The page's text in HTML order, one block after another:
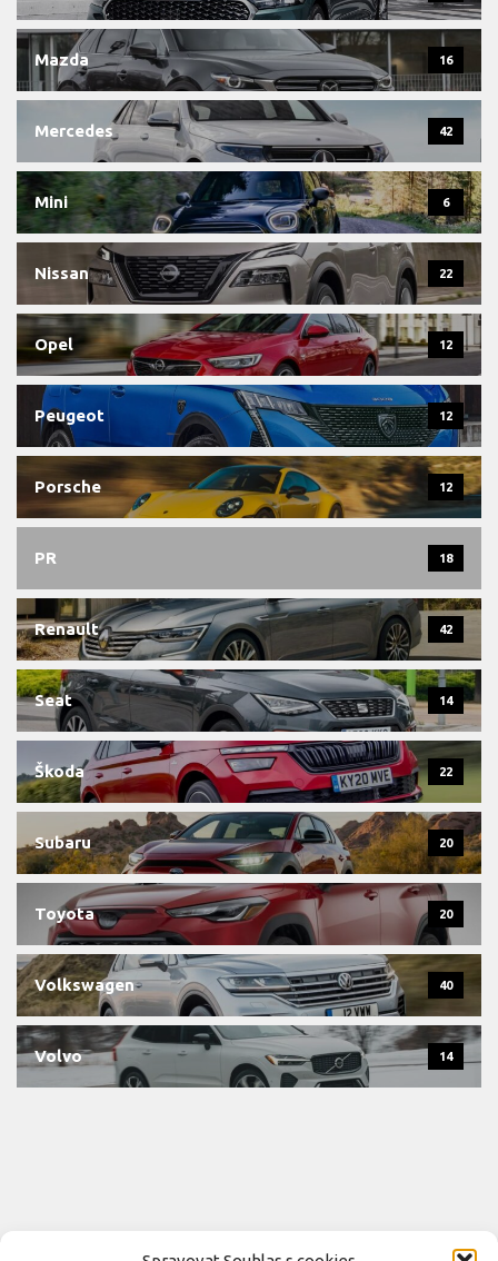
Mazda 16
Mercedes 42
Mini 6
Nissan 22
Opel 12
Peugeot 12
Porsche 12
PR 18
Renault 42
Seat 14
Škoda 22
Subaru 20
Toyota 20
Volkswagen 40
Volvo 14